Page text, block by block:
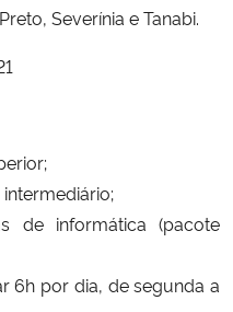
Severínia e Tanabi.
de informática (pacote
6h por dia, de segunda a